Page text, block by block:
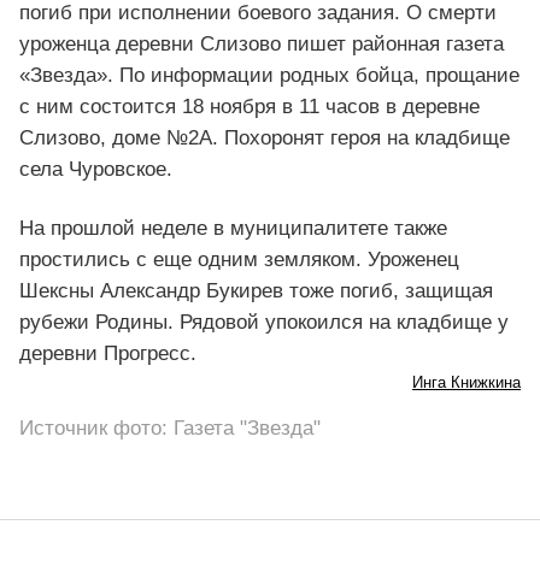
погиб при исполнении боевого задания. О смерти
уроженца деревни Слизово пишет районная газета
«Звезда». По информации родных бойца, прощание
с ним состоится 18 ноября в 11 часов в деревне
Слизово, доме №2А. Похоронят героя на кладбище
села Чуровское.
На прошлой неделе в муниципалитете также
простились с еще одним земляком. Уроженец
Шексны Александр Букирев тоже погиб, защищая
рубежи Родины. Рядовой упокоился на кладбище у
деревни Прогресс.
Инга Книжкина
Источник фото: Газета "Звезда"